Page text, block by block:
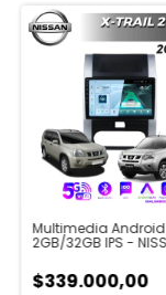
Multimedia Android
2GB/32GB IPS -
$339.000,00